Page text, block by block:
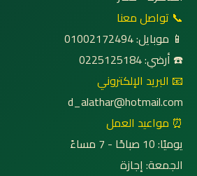
📞 تواصل معنا
📱 موبايل: 01002172494
☎️ أرضي: 0225125184
📧 البريد الإلكتروني
d_alathar@hotmail.com
⏰ مواعيد العمل
يوميًا: 10 صباحًا - 7 مساءً
الجمعة: إجازة